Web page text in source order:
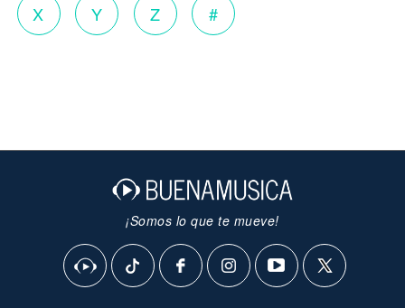
X Y Z #
¡Somos lo que te mueve!